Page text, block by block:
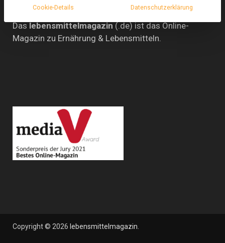
Das lebensmittelmagazin (.de) ist das Online-
Magazin zu Ernährung & Lebensmitteln.
Copyright © 2026 lebensmittelmagazin
Cookie-Details Datenschutzerklärung